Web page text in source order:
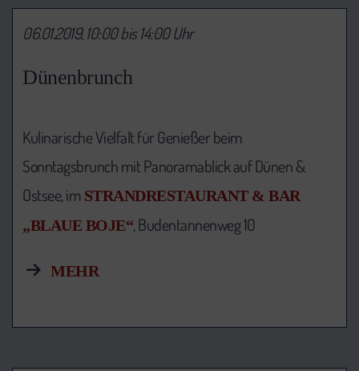
Dünenbrunch
06.01.2019, 10:00 bis 14:00 Uhr
Kulinarische Vielfalt für Genießer beim
Sonntagsbrunch mit Panoramablick auf Dünen &
Ostsee, im STRANDRESTAURANT & BAR
„BLAUE BOJE“, Budentannenweg 10
MEHR